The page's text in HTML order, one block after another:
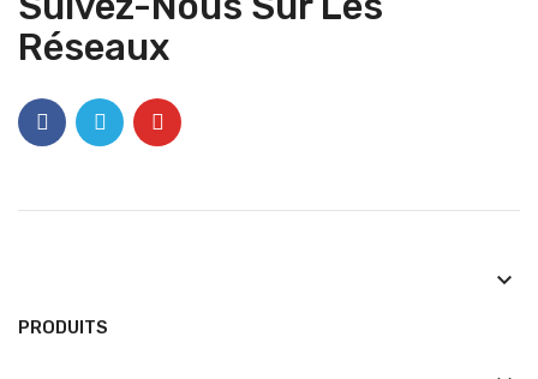
Réseaux
PRODUITS
keyboard_arrow_down